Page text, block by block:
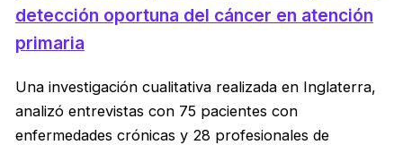
detección oportuna del cáncer en atención
primaria
Una investigación cualitativa realizada en Inglaterra,
analizó entrevistas con 75 pacientes con
enfermedades crónicas y 28 profesionales de